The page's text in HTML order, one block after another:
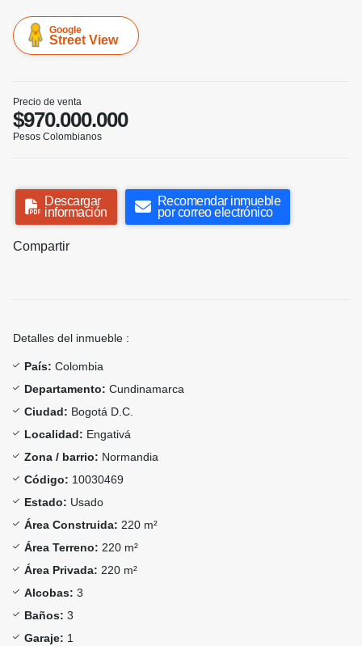
Google
Street View
Precio de venta
$970.000.000
Pesos Colombianos
Descargar
información
Recomendar inmueble
por correo electrónico
Compartir
Detalles del inmueble :
País: Colombia
Departamento: Cundinamarca
Ciudad: Bogotá D.C.
Localidad: Engativá
Zona / barrio: Normandia
Código: 10030469
Estado: Usado
Área Construida: 220 m²
Área Terreno: 220 m²
Área Privada: 220 m²
Alcobas: 3
Baños: 3
Garaje: 1